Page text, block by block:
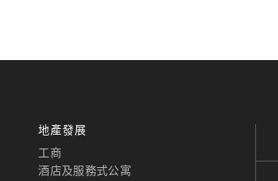
地產發展
工商
酒店及服務式公寓